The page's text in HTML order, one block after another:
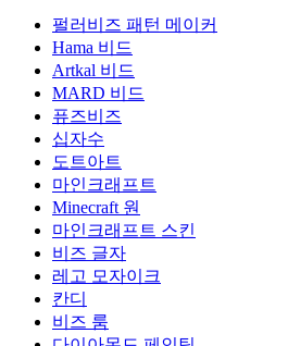
펄러비즈 패턴 메이커
Hama 비드
Artkal 비드
MARD 비드
퓨즈비즈
십자수
도트아트
마인크래프트
Minecraft 원
마인크래프트 스킨
비즈 글자
레고 모자이크
칸디
비즈 룸